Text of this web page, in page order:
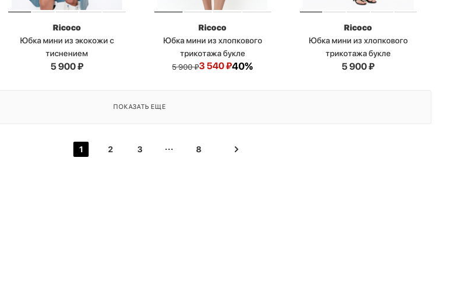
Ricoco
Юбка мини из экокожи с
тиснением
5 900₽
Ricoco
Юбка мини из хлопкового
трикотажа букле
5 900₽3 540₽40%
Ricoco
Юбка мини из хлопкового
трикотажа букле
5 900₽
ПОКАЗАТЬ ЕЩЕ
1 2 3 8